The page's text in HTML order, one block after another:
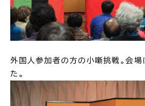
高齢者・介護 病
おくやみ
外国人参加者の方の小噺挑戦。会場
た。